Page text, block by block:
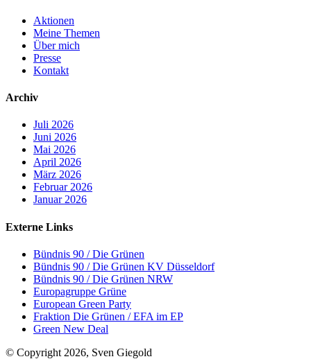
Aktionen
Meine Themen
Über mich
Presse
Kontakt
Archiv
Juli 2026
Juni 2026
Mai 2026
April 2026
März 2026
Februar 2026
Januar 2026
Externe Links
Bündnis 90 / Die Grünen
Bündnis 90 / Die Grünen KV Düsseldorf
Bündnis 90 / Die Grünen NRW
Europagruppe Grüne
European Green Party
Fraktion Die Grünen / EFA im EP
Green New Deal
© Copyright 2026, Sven Giegold